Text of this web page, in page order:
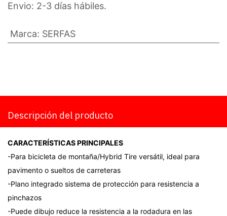
Envio: 2-3 días hábiles.
Marca: SERFAS
Descripción del producto
CARACTERÍSTICAS PRINCIPALES
-Para bicicleta de montaña/Hybrid Tire versátil, ideal para
pavimento o sueltos de carreteras
-Plano integrado sistema de protección para resistencia a
pinchazos
-Puede dibujo reduce la resistencia a la rodadura en las